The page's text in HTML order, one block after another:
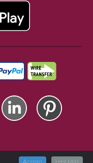
Acepto Leer Más